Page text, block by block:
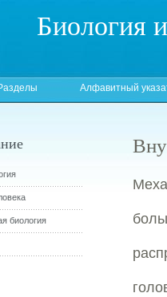
Биология
Алфавитный
биология